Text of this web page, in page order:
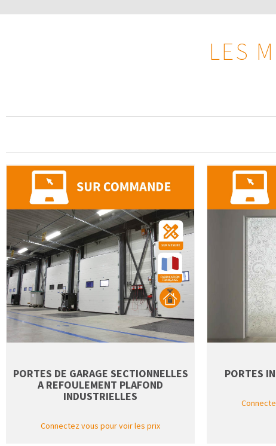
LES
PORTES DE GARAGE SECTIONNELLES
A REFOULEMENT PLAFOND
INDUSTRIELLES
Connectez vous pour voir les prix
PORTES